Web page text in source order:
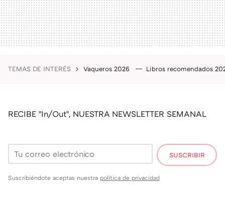
TEMAS DE INTERÉS Vaqueros 2026 Libros recomendados
RECIBE "In/Out", NUESTRA NEWSLETTER SEMANAL
SUSCRIBIR
Suscribiéndote aceptas nuestra política de privacidad